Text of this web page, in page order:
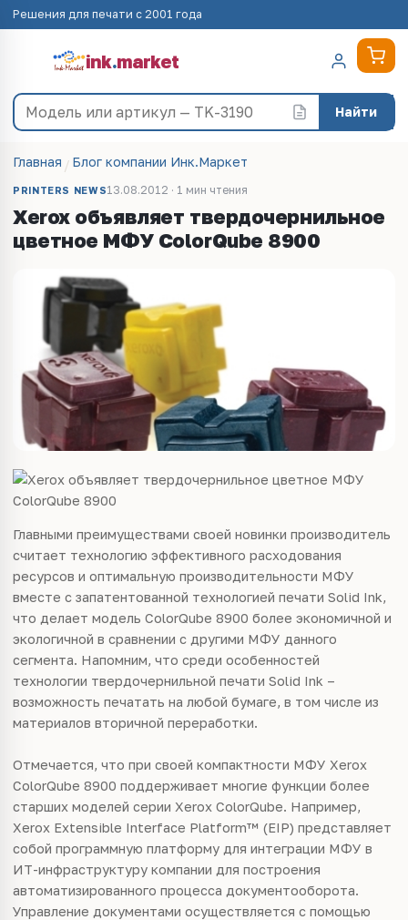
Решения для печати с 2001 года
ink.market
Найти
Главная Блог компании Инк.Маркет
PRINTERS NEWS13.08.2012 · 1 мин чтения
Xerox объявляет твердочернильное
цветное МФУ ColorQube 8900
Главными преимуществами своей новинки производитель
считает технологию эффективного расходования
ресурсов и оптимальную производительности МФУ
вместе с запатентованной технологией печати Solid Ink,
что делает модель ColorQube 8900 более экономичной и
экологичной в сравнении с другими МФУ данного
сегмента. Напомним, что среди особенностей
технологии твердочернильной печати Solid Ink –
возможность печатать на любой бумаге, в том числе из
материалов вторичной переработки.
Отмечается, что при своей компактности МФУ Xerox
ColorQube 8900 поддерживает многие функции более
старших моделей серии Xerox ColorQube. Например,
Xerox Extensible Interface Platform™ (EIP) представляет
собой программную платформу для интеграции МФУ в
ИТ-инфраструктуру компании для построения
автоматизированного процесса документооборота.
Управление документами осуществляется с помощью